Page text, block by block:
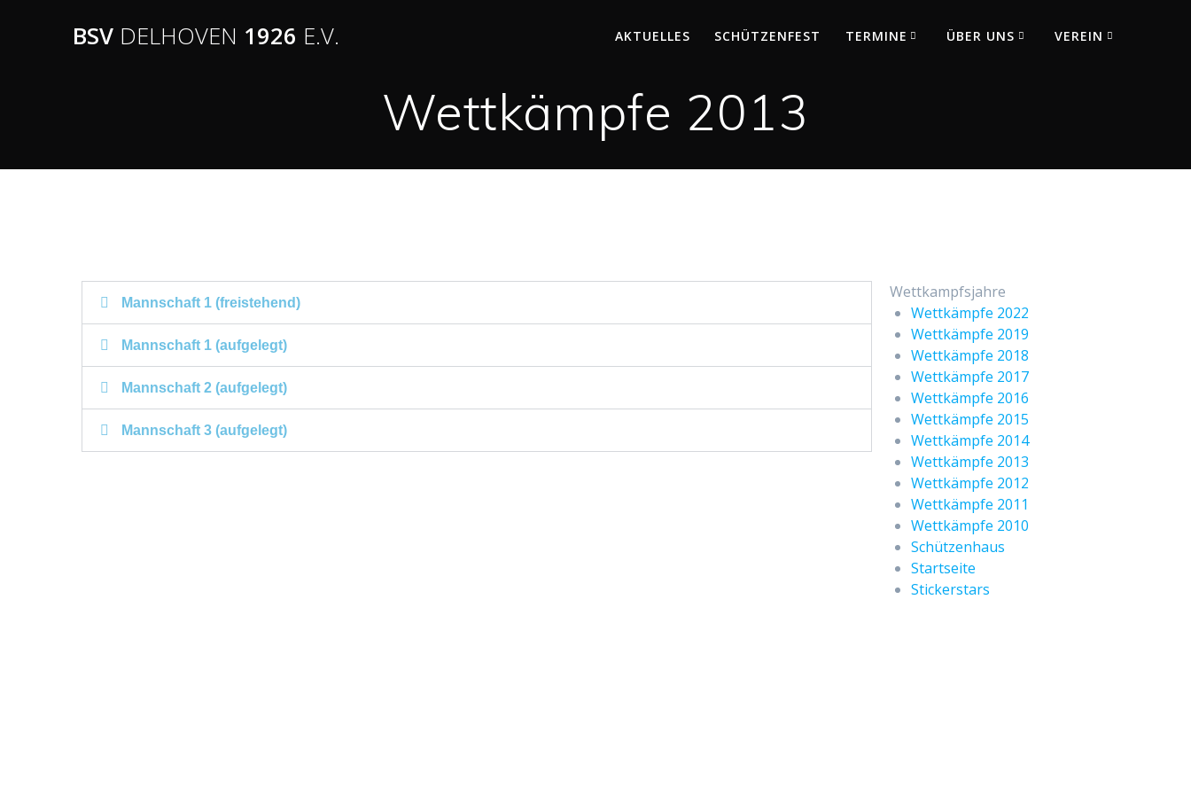
BSV DELHOVEN 1926 E.V. AKTUELLES SCHÜTZENFEST TERMINE ÜBER UNS VEREIN
Wettkämpfe 2013
Mannschaft 1 (freistehend)
Mannschaft 1 (aufgelegt)
Mannschaft 2 (aufgelegt)
Mannschaft 3 (aufgelegt)
Wettkampfsjahre
Wettkämpfe 2022
Wettkämpfe 2019
Wettkämpfe 2018
Wettkämpfe 2017
Wettkämpfe 2016
Wettkämpfe 2015
Wettkämpfe 2014
Wettkämpfe 2013
Wettkämpfe 2012
Wettkämpfe 2011
Wettkämpfe 2010
Schützenhaus
Startseite
Stickerstars